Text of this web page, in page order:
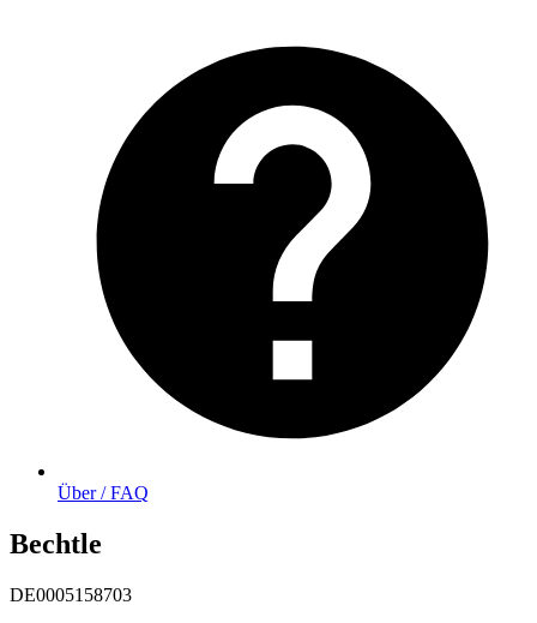
Über / FAQ
Bechtle
DE0005158703